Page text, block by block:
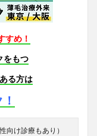
すめ！
をもつ
る方は
向け診療もあり）